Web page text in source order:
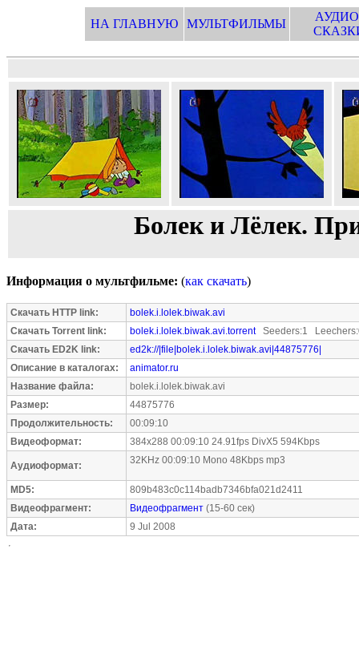
НА ГЛАВНУЮ МУЛЬТФИЛЬМЫ
Болек и Лёлек.
Информация о мультфильме: (как скачать)
Скачать HTTP link:
bolek.i.lolek.biwak.avi
Скачать Torrent link:
bolek.i.lolek.biwak.avi.torrentSeeders:1
Скачать ED2K link:
ed2k://|file|bolek.i.lolek.biwak.avi|44875776|
Описание в каталогах:
animator.ru
Название файла:
bolek.i.lolek.biwak.avi
Размер:
44875776
Продолжительность:
00:09:10
Видеоформат:
384x288 00:09:10 24.91fps DivX5 594Kbps
Аудиоформат: 32KHz 00:09:10 Mono 48Kbps mp3
MD5:
809b483c0c114badb7346bfa021d2411
Видеофрагмент:
Видеофрагмент (15-60 сек)
Дата:
9 Jul 2008